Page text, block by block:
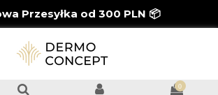
Przesyłka od 300 PLN 📦
0